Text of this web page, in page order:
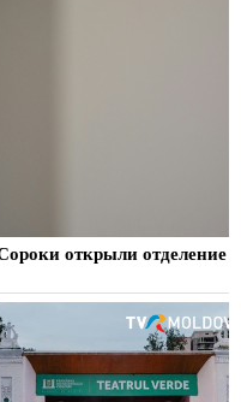
открыли отделение